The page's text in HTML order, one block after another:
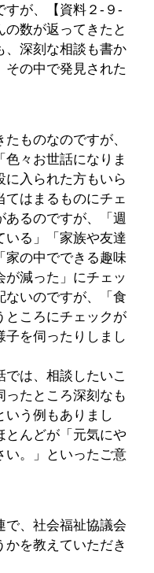
すが、【資料２-９-
の数が返ってきたと
、深刻な相談も書か
その中で発見された
ものなのですが、
々お世話になりま
に入られた方もいら
てはまるものにチェ
あるのですが、「週
いる」「家族や友達
家の中でできる趣味
が減った」にチェッ
ないのですが、「食
ところにチェックが
子を伺ったりしまし
は、相談したいこ
ったところ深刻なも
いう例もありまし
とんどが「元気にや
い。」といったご意
で、社会福祉協議会
を教えていただき